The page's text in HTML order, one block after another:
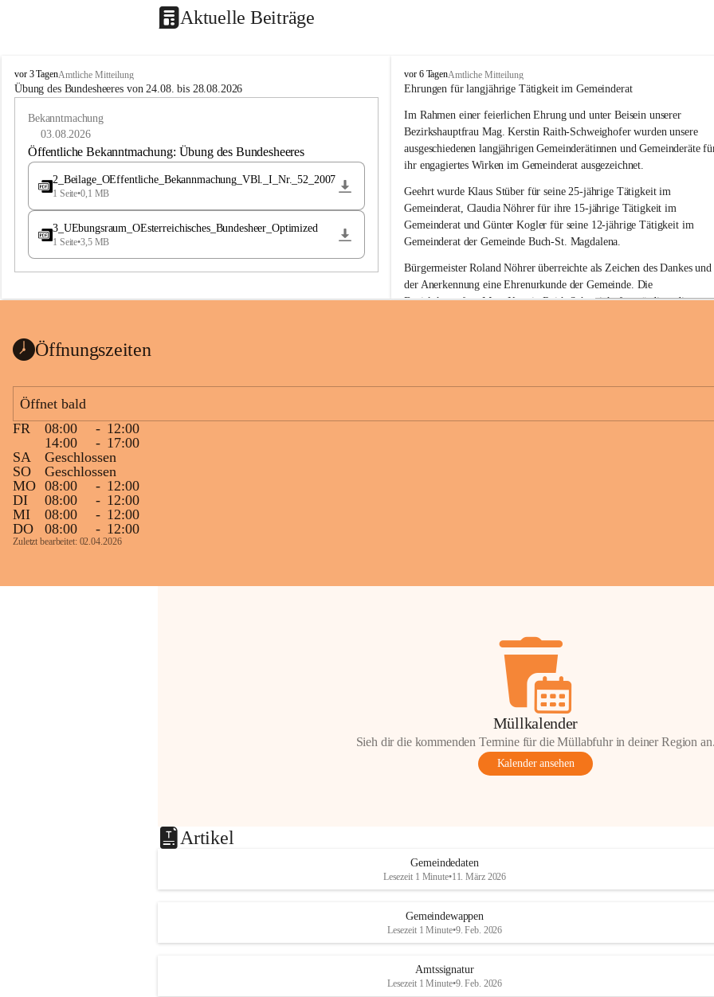
Aktuelle Beiträge
B
u
e
a
vor 3 TagenAmtliche Mitteilung
Übung des Bundesheeres von 24.08. bis 28.08.2026
Bekanntmachung
03.08.2026
Öffentliche Bekanntmachung: Übung des Bundesheeres
2_Beilage_OEffentliche_Bekannmachung_VBl._I_Nr._52_2007
1 Seite•0,1 MB
3_UEbungsraum_OEsterreichisches_Bundesheer_Optimized
1 Seite•3,5 MB
B
u
h
-
S
t
M
a
g
d
a
l
e
n
a
vor 6 TagenAmtliche Mitteilung
Ehrungen für langjährige Tätigkeit im Gemeinderat
Im Rahmen einer feierlichen Ehrung und unter Beisein unserer
Bezirkshauptfrau Mag. Kerstin Raith-Schweighofer wurden unsere
ausgeschiedenen langjährigen Gemeinderätinnen und Gemeinderäte
ihr engagiertes Wirken im Gemeinderat ausgezeichnet.
Geehrt wurde Klaus Stüber für seine 25-jährige Tätigkeit im
Gemeinderat, Claudia Nöhrer für ihre 15-jährige Tätigkeit im
Gemeinderat und Günter Kogler für seine 12-jährige Tätigkeit im
Gemeinderat der Gemeinde Buch-St. Magdalena.
Bürgermeister Roland Nöhrer überreichte als Zeichen des Dankes und
der Anerkennung eine Ehrenurkunde der Gemeinde. Die
Bezirkshauptfrau Mag. Kerstin Raith-Schweighofer würdigte die
+6
Öffnungszeiten
Öffnet bald
FR
08:00 - 12:00
14:00
- 17:00
SA
Geschlossen
SO
Geschlossen
MO 08:00 - 12:00
DI
08:00 - 12:00
MI
08:00 - 12:00
DO
08:00 - 12:00
Zuletzt bearbeitet: 02.04.2026
Müllkalender
Sieh dir die kommenden Termine für die Müllabfuhr in deiner Region an.
Kalender ansehen
Artikel
Gemeindedaten
Lesezeit 1 Minute•11. März 2026
Gemeindewappen
Lesezeit 1 Minute•9. Feb. 2026
Amtssignatur
Lesezeit 1 Minute•9. Feb. 2026